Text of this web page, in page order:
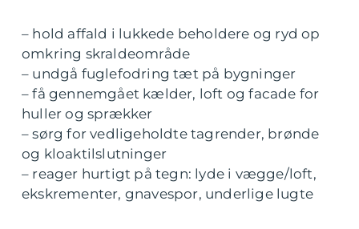
– hold affald i lukkede beholdere og ryd op
omkring skraldeområde
– undgå fuglefodring tæt på bygninger
– få gennemgået kælder, loft og facade for
huller og sprækker
– sørg for vedligeholdte tagrender, brønde
og kloaktilslutninger
– reager hurtigt på tegn: lyde i vægge/loft,
ekskrementer, gnavespor, underlige lugte